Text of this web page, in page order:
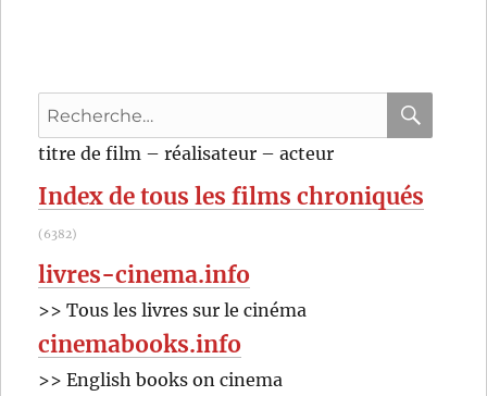
Recherche
pour
:
titre de film – réalisateur – acteur
Index de tous les films chroniqués
(6382)
livres-cinema.info
>> Tous les livres sur le cinéma
cinemabooks.info
>> English books on cinema